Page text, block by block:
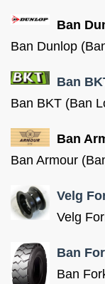
Ban
Ban Dunlop
Ban
Ban BKT (Ban
Ban
Ban Armour
Velg
Velg
Ban
Ban